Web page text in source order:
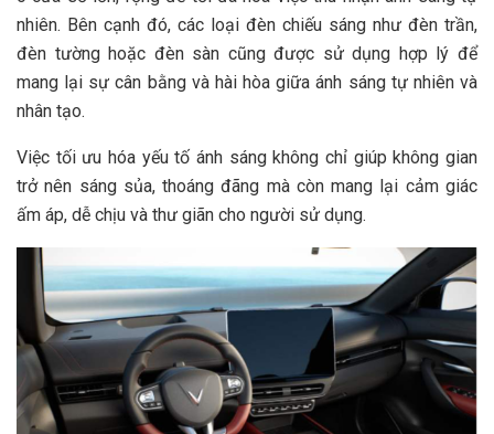
nhiên. Bên cạnh đó, các loại đèn chiếu sáng như đèn trần,
đèn tường hoặc đèn sàn cũng được sử dụng hợp lý để
mang lại sự cân bằng và hài hòa giữa ánh sáng tự nhiên và
nhân tạo.
Việc tối ưu hóa yếu tố ánh sáng không chỉ giúp không gian
trở nên sáng sủa, thoáng đãng mà còn mang lại cảm giác
ấm áp, dễ chịu và thư giãn cho người sử dụng.